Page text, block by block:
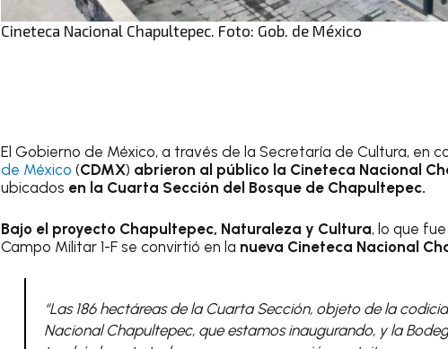
Cineteca Nacional Chapultepec. Foto: Gob. de México
El Gobierno de México, a través de la Secretaría de Cultura, en
de México (CDMX) abrieron al público la Cineteca Nacional
ubicados en la Cuarta Sección del Bosque de Chapultepec.
Bajo el proyecto Chapultepec, Naturaleza y Cultura, lo que
Campo Militar 1-F se convirtió en la nueva Cineteca Nacional
“Las 186 hectáreas de la Cuarta Sección, objeto de la
Nacional Chapultepec, que estamos inaugurando, y la